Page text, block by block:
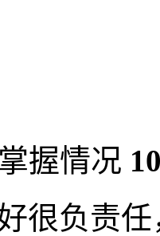
掌握情况
很负责